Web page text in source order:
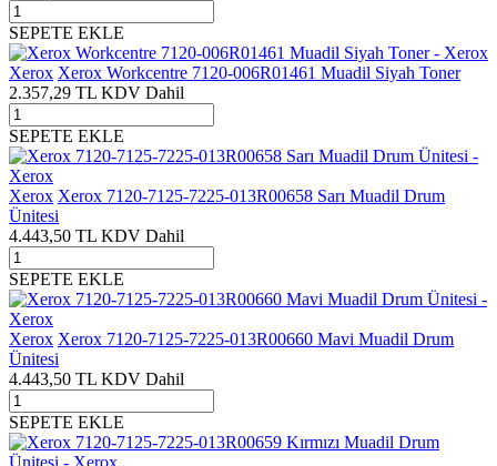
SEPETE EKLE
Xerox Xerox Workcentre 7120-006R01461 Muadil Siyah Toner
2.357,29 TL KDV Dahil
SEPETE EKLE
Xerox Xerox 7120-7125-7225-013R00658 Sarı Muadil Drum
Ünitesi
4.443,50 TL KDV Dahil
SEPETE EKLE
Xerox Xerox 7120-7125-7225-013R00660 Mavi Muadil Drum
Ünitesi
4.443,50 TL KDV Dahil
SEPETE EKLE